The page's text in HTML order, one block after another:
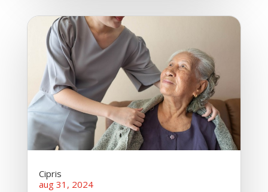
Cipris
aug 31, 2024